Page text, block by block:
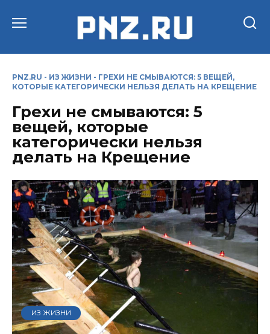
PNZ.RU - ИЗ ЖИЗНИ - ГРЕХИ НЕ СМЫВАЮТСЯ: 5 ВЕЩЕЙ,
КОТОРЫЕ КАТЕГОРИЧЕСКИ НЕЛЬЗЯ ДЕЛАТЬ НА КРЕЩЕНИЕ
Грехи не смываются: 5
вещей, которые
категорически нельзя
делать на Крещение
ИЗ ЖИЗНИ